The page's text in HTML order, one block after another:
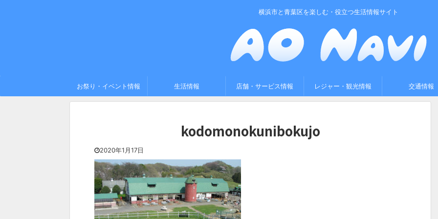
横浜市と青葉区を楽しむ・役立つ生活情報サイト
お祭り・イベント情報 生活情報 店舗・サービス情報 レジャー・観光情報 交通情報
kodomonokunibokujo
2020年1月17日